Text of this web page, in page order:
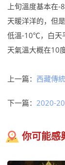
上旬溫度基本在
天暖洋洋的，但
低溫-10℃，白天
天氣溫大概在10
上一篇： 西藏傳
下一篇： 2020-
你可能感